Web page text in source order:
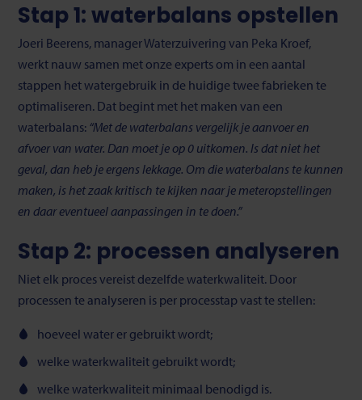
Stap 1: waterbalans opstellen
Joeri Beerens, manager Waterzuivering van Peka Kroef,
werkt nauw samen met onze experts om in een aantal
stappen het watergebruik in de huidige twee fabrieken te
optimaliseren. Dat begint met het maken van een
waterbalans: “Met de waterbalans vergelijk je aanvoer en
afvoer van water. Dan moet je op 0 uitkomen. Is dat niet het
geval, dan heb je ergens lekkage. Om die waterbalans te kunnen
maken, is het zaak kritisch te kijken naar je meteropstellingen
en daar eventueel aanpassingen in te doen.”
Stap 2: processen analyseren
Niet elk proces vereist dezelfde waterkwaliteit. Door
processen te analyseren is per processtap vast te stellen:
hoeveel water er gebruikt wordt;
welke waterkwaliteit gebruikt wordt;
welke waterkwaliteit minimaal benodigd is.